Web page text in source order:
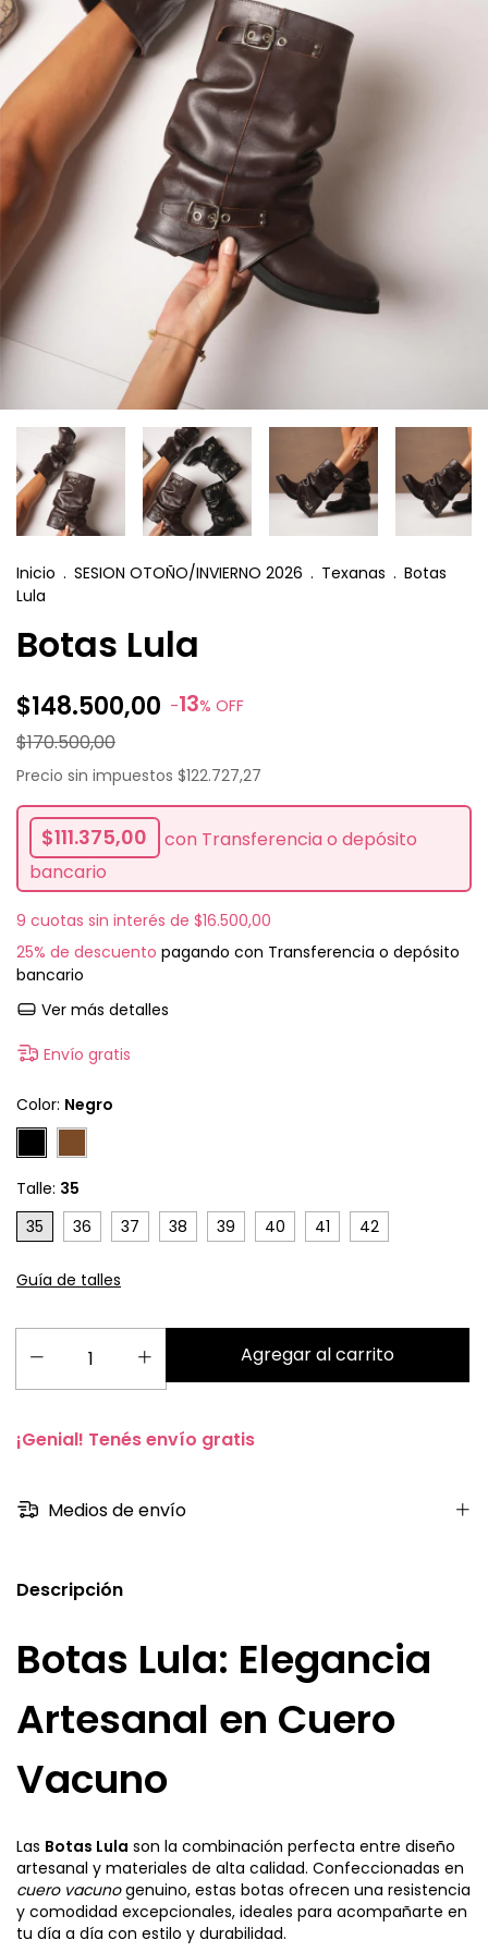
Inicio . SESION OTOÑO/INVIERNO 2026 . Texanas . Botas
Lula
Botas Lula
$148.500,00 -13% OFF
$170.500,00
Precio sin impuestos $122.727,27
$111.375,00 con Transferencia o depósito
bancario
9 cuotas sin interés de $16.500,00
25% de descuento pagando con Transferencia o depósito
bancario
Ver más detalles
Envío gratis
Color: Negro
Talle: 35
35
36 37 38 39 40 41 42
Guía de talles
¡Genial! Tenés envío gratis
Medios de envío
Descripción
Botas Lula: Elegancia
Artesanal en Cuero
Vacuno
Las Botas Lula son la combinación perfecta entre diseño
artesanal y materiales de alta calidad. Confeccionadas en
cuero vacunogenuino, estas botas ofrecen una resistencia
y comodidad excepcionales, ideales para acompañarte en
tu día a día con estilo y durabilidad.